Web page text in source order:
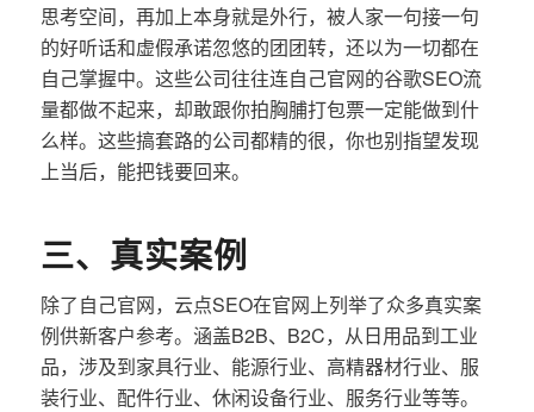
思考空间，再加上本身就是外行，被人家一句接一句
的好听话和虚假承诺忽悠的团团转，还以为一切都在
自己掌握中。这些公司往往连自己官网的谷歌SEO流
量都做不起来，却敢跟你拍胸脯打包票一定能做到什
么样。这些搞套路的公司都精的很，你也别指望发现
上当后，能把钱要回来。
三、真实案例
除了自己官网，云点SEO在官网上列举了众多真实案
例供新客户参考。涵盖B2B、B2C，从日用品到工业
品，涉及到家具行业、能源行业、高精器材行业、服
装行业、配件行业、休闲设备行业、服务行业等等。